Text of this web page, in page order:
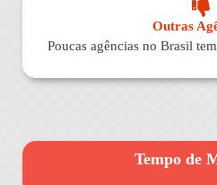
Outras
Poucas agências no Brasil
Tempo de